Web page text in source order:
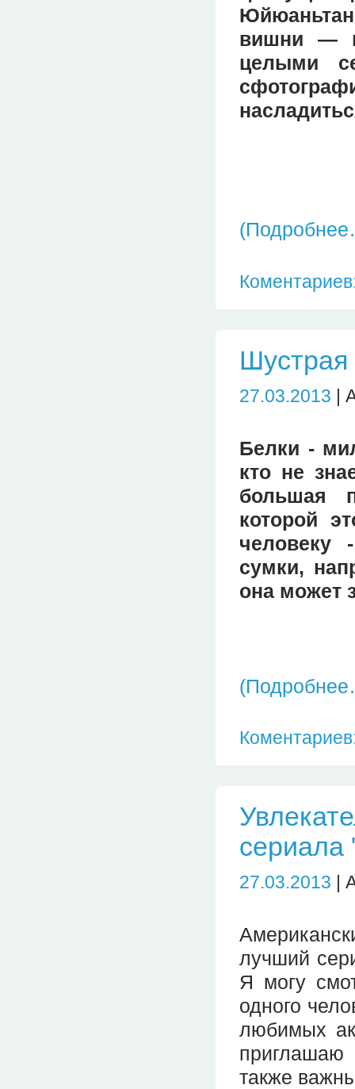
вишни — в
целыми
Шустрая
27.03.2013 |
Белки -
кто не
большая
которой
человеку
сумки,
она может
сериала
27.03.2013 |
лучший
Я могу
одного
любимых
также